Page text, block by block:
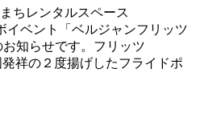
ちレンタルスペース
イベント「ベルジャンフリッツ
知らせです。フリッツ
発祥の２度揚げしたフライドポ